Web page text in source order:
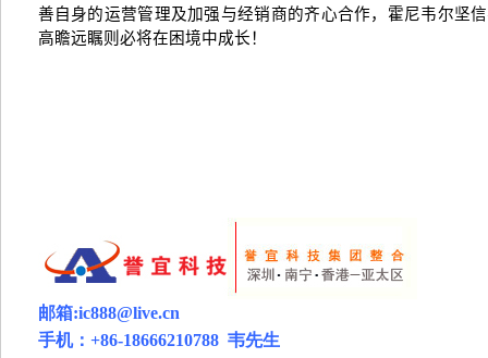
善自身的运营管理及加强与经销商的齐心合作，霍尼韦尔
高瞻远瞩则必将在困境中成长！
邮箱:ic888@live.cn
手机： +86-18666210788 韦先生